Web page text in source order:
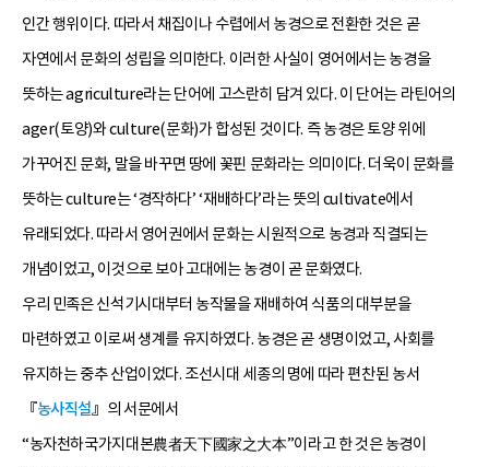
인간 행위이다. 따라서 채집이나 수렵에서 농경으로 전환한 것은 곧
자연에서 문화의 성립을 의미한다. 이러한 사실이 영어에서는 농경을
뜻하는 agriculture라는 단어에 고스란히 담겨 있다. 이 단어는 라틴어의
ager(토양)와 culture(문화)가 합성된 것이다. 즉 농경은 토양 위에
가꾸어진 문화, 말을 바꾸면 땅에 꽃핀 문화라는 의미이다. 더욱이 문화를
뜻하는 culture는 ‘경작하다’ ‘재배하다’라는 뜻의 cultivate에서
유래되었다. 따라서 영어권에서 문화는 시원적으로 농경과 직결되는
개념이었고, 이것으로 보아 고대에는 농경이 곧 문화였다.
우리 민족은 신석기시대부터 농작물을 재배하여 식품의 대부분을
마련하였고 이로써 생계를 유지하였다. 농경은 곧 생명이었고, 사회를
유지하는 중추 산업이었다. 조선시대 세종의 명에 따라 편찬된 농서
『농사직설』의 서문에서
“농자천하국가지대본農者天下國家之大本”이라고 한 것은 농경이